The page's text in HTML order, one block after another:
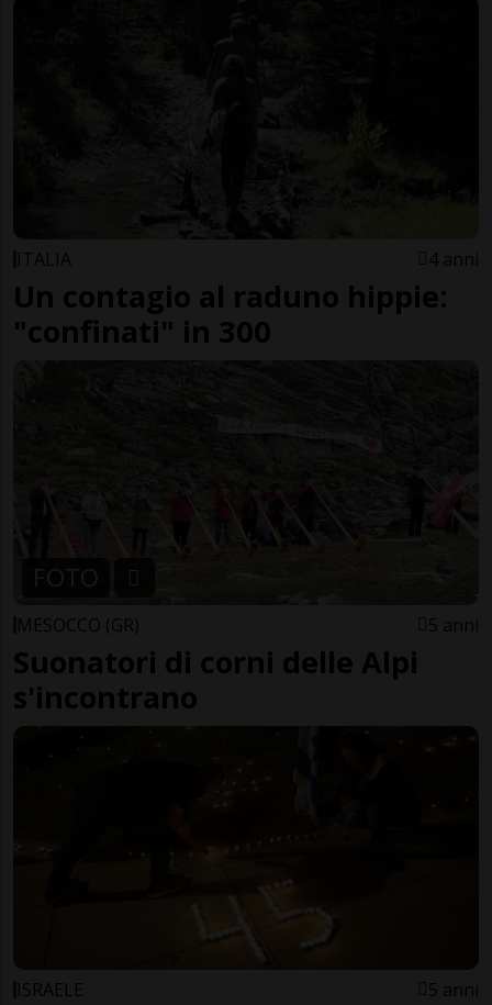
ITALIA 4 anni
Un contagio al raduno hippie:
"confinati" in 300
FOTO
MESOCCO (GR) 5 anni
Suonatori di corni delle Alpi
s'incontrano
ISRAELE 5 anni